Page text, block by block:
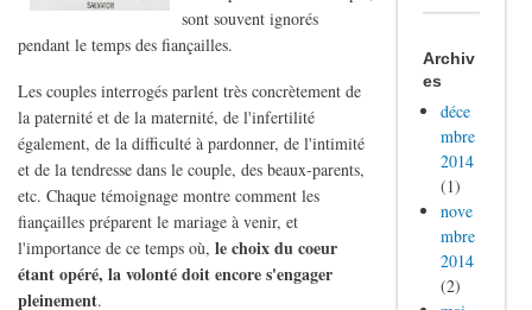
sont souvent ignorés
pendant le temps des fiançailles.
Les couples interrogés parlent très concrètement de
la paternité et de la maternité, de l'infertilité
également, de la difficulté à pardonner, de l'intimité
et de la tendresse dans le couple, des beaux-parents,
etc. Chaque témoignage montre comment les
fiançailles préparent le mariage à venir, et
l'importance de ce temps où, le choix du coeur
étant opéré, la volonté doit encore s'engager
pleinement.
Archiv
es
déce
mbre
2014
(1)
nove
mbre
2014
(2)